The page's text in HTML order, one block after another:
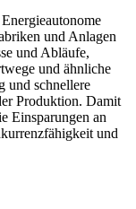
und Anlagen
und Abläufe,
und ähnliche
und schnellere
Produktion. Damit
Einsparungen an
und